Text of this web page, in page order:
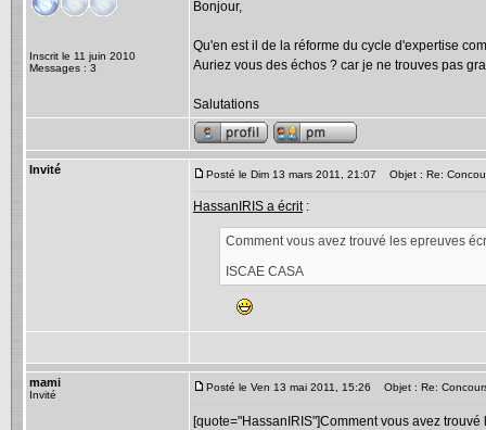
Inscrit le 11 juin 2010
Messages : 3
Bonjour,
Qu'en est il de la réforme du cycle d'expertise
Auriez vous des échos ? car je ne trouves pas
Salutations
Invité Posté le Dim 13 mars 2011, 21:07 Objet : Re:
HassanIRIS a écrit:
Comment vous avez trouvé les epreuves
ISCAE CASA
mami
Invité
Posté le Ven 13 mai 2011, 15:26 Objet : Re:
[quote="HassanIRIS"]Comment vous avez